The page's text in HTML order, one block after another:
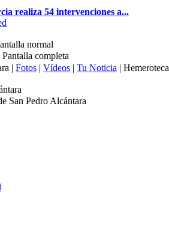
realiza 54 intervenciones a...
normal
Pantalla completa
| Fotos | Vídeos | Tu Noticia | Hemeroteca
San Pedro Alcántara